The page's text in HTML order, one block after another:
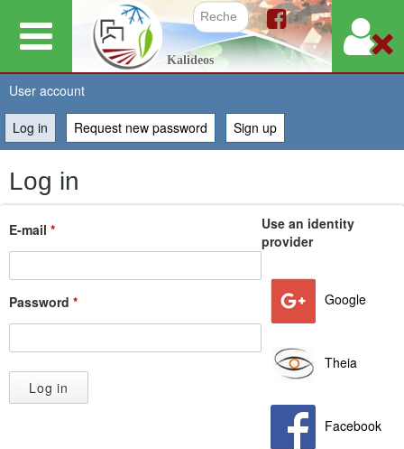
Skip
main
KalideosSearch
You
are
here
User account
Log in (active tab)
Request new password Sign up
Log in
E-mail *
Password *
Use an identity
provider
Google
Theia
Facebook